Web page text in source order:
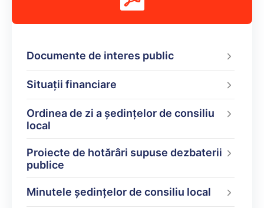
Documente de interes public
Situații financiare
Ordinea de zi a şedinţelor de consiliu
local
Proiecte de hotărâri supuse dezbaterii
publice
Minutele şedinţelor de consiliu local